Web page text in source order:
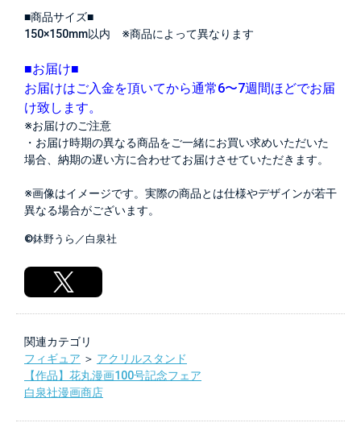
■商品サイズ■
150×150mm以内 ※商品によって異なります
■お届け■
お届けはご入金を頂いてから通常6〜7週間ほどでお届
け致します。
※お届けのご注意
・お届け時期の異なる商品をご一緒にお買い求めいただいた
場合、納期の遅い方に合わせてお届けさせていただきます。
※画像はイメージです。実際の商品とは仕様やデザインが若干
異なる場合がございます。
©鉢野うら／白泉社
関連カテゴリ
フィギュア ＞ アクリルスタンド
【作品】花丸漫画100号記念フェア
白泉社漫画商店